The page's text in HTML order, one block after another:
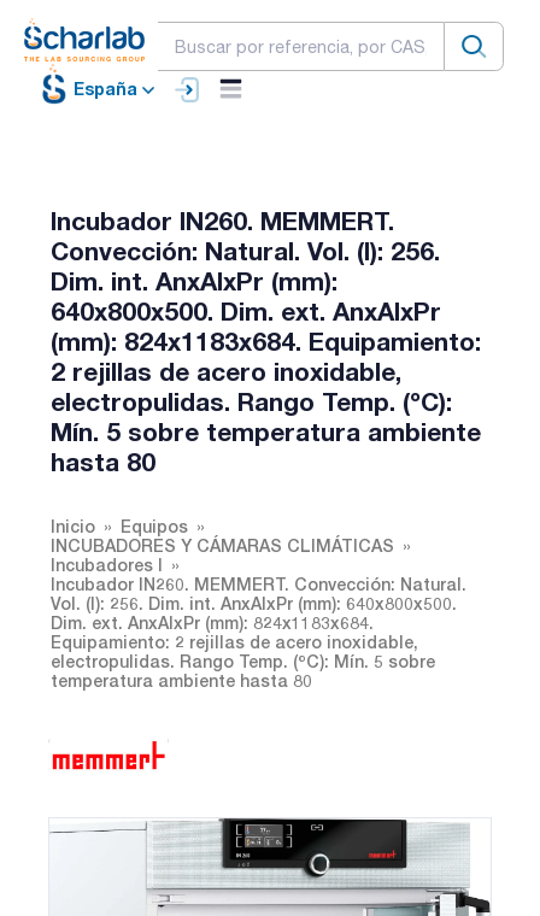
España
Incubador IN260. MEMMERT.
Convección: Natural. Vol. (l): 256.
Dim. int. AnxAlxPr (mm):
640x800x500. Dim. ext. AnxAlxPr
(mm): 824x1183x684. Equipamiento:
2 rejillas de acero inoxidable,
electropulidas. Rango Temp. (ºC):
Mín. 5 sobre temperatura ambiente
hasta 80
Inicio
Equipos
INCUBADORES Y CÁMARAS CLIMÁTICAS
Incubadores I
Incubador IN260. MEMMERT. Convección: Natural.
Vol. (l): 256. Dim. int. AnxAlxPr (mm): 640x800x500.
Dim. ext. AnxAlxPr (mm): 824x1183x684.
Equipamiento: 2 rejillas de acero inoxidable,
electropulidas. Rango Temp. (ºC): Mín. 5 sobre
temperatura ambiente hasta 80